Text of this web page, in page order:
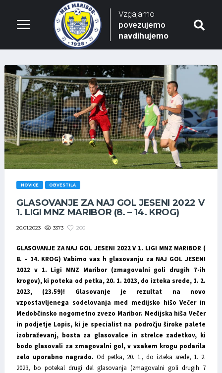
Vzgajamo
povezujemo
navdihujemo
NOVICE OBVESTILA
GLASOVANJE ZA NAJ GOL JESENI 2022 V
1. LIGI MNZ MARIBOR (8. – 14. KROG)
20.01.2023 3373 200
GLASOVANJE ZA NAJ GOL JESENI 2022 V 1. LIGI MNZ MARIBOR (
8. – 14. KROG) Vabimo vas h glasovanju za NAJ GOL JESENI
2022 v 1. Ligi MNZ Maribor (zmagovalni goli drugih 7-ih
krogov), ki poteka od petka, 20. 1. 2023, do izteka srede, 1. 2.
2023, (23.59)!
Glasovanje je rezultat na novo
vzpostavljenega sodelovanja med medijsko hišo Večer in
Medobčinsko nogometno zvezo Maribor. Medijska hiša Večer
in podjetje Lopis, ki je specialist na področju široke palete
izobraževanj, bosta za glasovalce in strelce zadetkov, ki
bodo glasovali za zmagovalni gol, v vsakem krogu podarila
zelo uporabno nagrado. Od petka, 20. 1., do izteka srede, 1. 2.
2023, bo potekal drugi del glasovanja (zmagovalni goli drugih 7